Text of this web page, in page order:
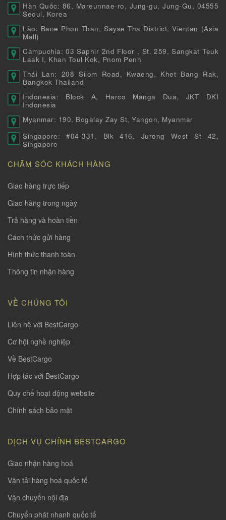
Hàn Quốc: 86, Mareunnae-ro, Jung-gu, Jung-Gu, 04555
Seoul, Korea
Lào: Bane Phon Than, Sayse Tha District, Vientan (Asia
Mall)
Campuchia: 03 Saphir 2nd Floor , St. 259, Sangkat Teuk
Laak I, Khan Toul Kok, Pnom Penh
Thái Lan: 208 Silom Road, Kwaeng, Khet Bang Rak,
Bangkok Thailand
Indonesia: Block A, Harco Manga Dua, JKT DKI
Indonesia
Myanmar: 190, Bogalay Zay St, Yangon, Myanmar
Singapore: #04-331, Blk 416, Jurong West St 42,
Singapore
CHĂM SÓC KHÁCH HÀNG
Giao hàng trực tiếp
Giao hàng trong ngày
Trả hàng và hoàn tiền
Cách thức gửi hàng
Hình thức thanh toàn
Thông tin nhận hàng
VỀ CHÚNG TÔI
Liên hệ với BestCargo
Cơ hội nghề nghiệp
Về BestCargo
Hợp tác với BestCargo
Quy chế hoạt động website
Chính sách bảo mật
DỊCH VỤ CHÍNH BESTCARGO
Giao nhận hàng hoá
Vận tải hàng hoá quốc tế
Vận chuyển nội địa
Chuyển phát nhanh quốc tế